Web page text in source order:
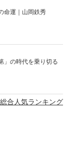
命運｜山岡鉄秀
」の時代を乗り切る
合人気ランキング